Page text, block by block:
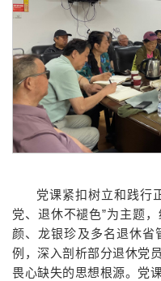
党课紧扣树立和践行
党、退休不褪色”为主题
颜、龙银珍及多名退休
例，深入剖析部分退休党
畏心缺失的思想根源。党